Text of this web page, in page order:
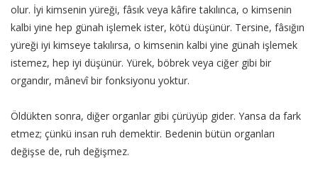
olur. İyi kimsenin yüreği, fâsık veya kâfire takılınca, o kimsenin
kalbi yine hep günah işlemek ister, kötü düşünür. Tersine, fâsığın
yüreği iyi kimseye takılırsa, o kimsenin kalbi yine günah işlemek
istemez, hep iyi düşünür. Yürek, böbrek veya ciğer gibi bir
organdır, mânevî bir fonksiyonu yoktur.
Öldükten sonra, diğer organlar gibi çürüyüp gider. Yansa da fark
etmez; çünkü insan ruh demektir. Bedenin bütün organları
değişse de, ruh değişmez.